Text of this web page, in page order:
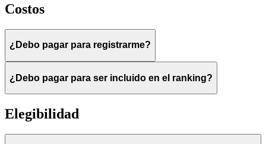
Costos
¿Debo pagar para registrarme?
¿Debo pagar para ser incluido en el ranking?
Elegibilidad